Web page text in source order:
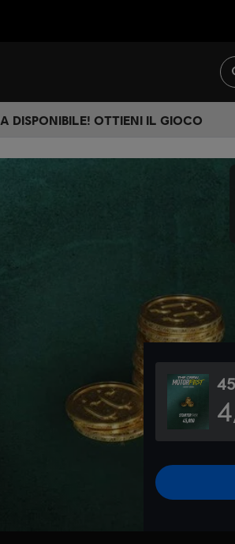
DISPONIBILE! OTTIENI IL GIOCO